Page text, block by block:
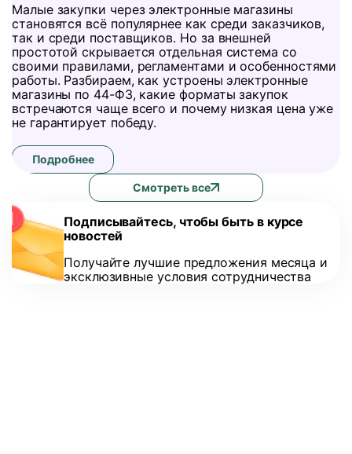
Малые закупки через электронные магазины
становятся всё популярнее как среди заказчиков,
так и среди поставщиков. Но за внешней
простотой скрывается отдельная система со
своими правилами, регламентами и особенностями
работы. Разбираем, как устроены электронные
магазины по 44-ФЗ, какие форматы закупок
встречаются чаще всего и почему низкая цена уже
не гарантирует победу.
Подробнее
Смотреть все
Подписывайтесь, чтобы быть в курсе
новостей
Получайте лучшие предложения месяца и
эксклюзивные условия сотрудничества